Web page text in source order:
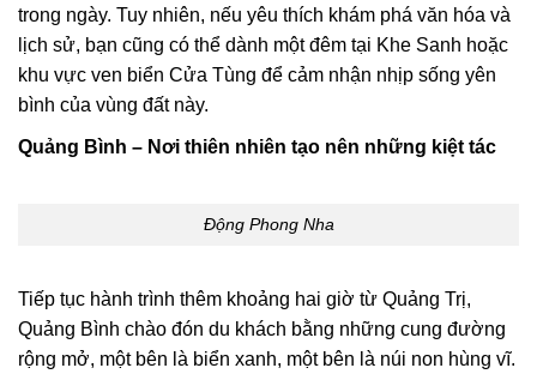
trong ngày. Tuy nhiên, nếu yêu thích khám phá văn hóa và
lịch sử, bạn cũng có thể dành một đêm tại Khe Sanh hoặc
khu vực ven biển Cửa Tùng để cảm nhận nhịp sống yên
bình của vùng đất này.
Quảng Bình – Nơi thiên nhiên tạo nên những kiệt tác
Động Phong Nha
Tiếp tục hành trình thêm khoảng hai giờ từ Quảng Trị,
Quảng Bình chào đón du khách bằng những cung đường
rộng mở, một bên là biển xanh, một bên là núi non hùng vĩ.